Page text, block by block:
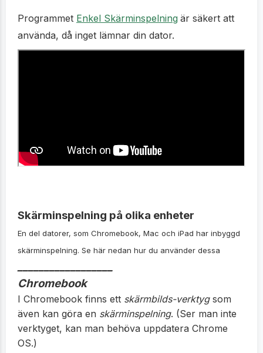
Programmet Enkel Skärminspelning är säkert att
använda, då inget lämnar din dator.
Skärminspelning på olika enheter
En del datorer, som Chromebook, Mac och iPad har inbyggd
skärminspelning. Se här nedan hur du använder dessa
Chromebook
I Chromebook finns ett skärmbilds-verktygsom
även kan göra en skärminspelning. (Ser man inte
verktyget, kan man behöva uppdatera Chrome
OS.)